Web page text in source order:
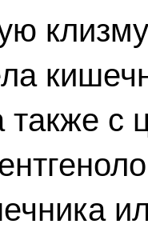
также с